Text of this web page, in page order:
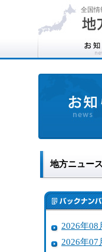
全国情
地方ニュース
2026年08
2026年07